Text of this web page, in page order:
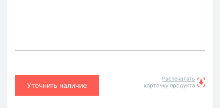
Уточнить наличие
Распечатать
карточку продукта